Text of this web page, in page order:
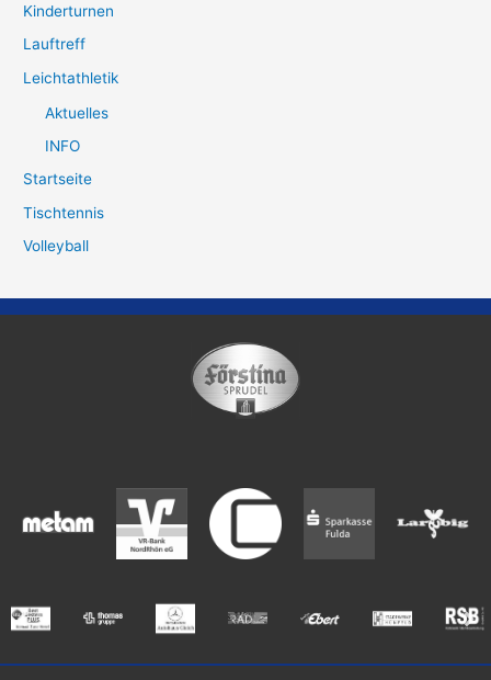
Kinderturnen
Lauftreff
Leichtathletik
Aktuelles
INFO
Startseite
Tischtennis
Volleyball